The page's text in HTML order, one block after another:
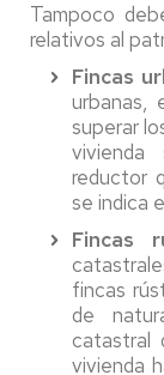
Tampoco
relativos al
Fincas
urbanas,
superar
reductor
se indica
Fincas
fincas
de
catastral
vivienda